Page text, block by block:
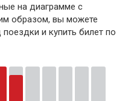
на диаграмме с
образом, вы можете
и купить билет по